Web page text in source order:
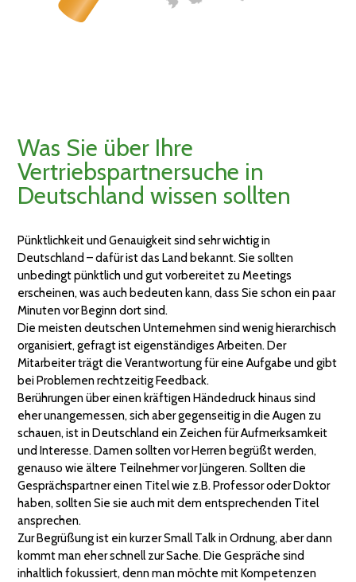
Was Sie über Ihre
Vertriebspartnersuche in
Deutschland wissen sollten
Pünktlichkeit und Genauigkeit sind sehr wichtig in
Deutschland – dafür ist das Land bekannt. Sie sollten
unbedingt pünktlich und gut vorbereitet zu Meetings
erscheinen, was auch bedeuten kann, dass Sie schon ein paar
Minuten vor Beginn dort sind.
Die meisten deutschen Unternehmen sind wenig hierarchisch
organisiert, gefragt ist eigenständiges Arbeiten. Der
Mitarbeiter trägt die Verantwortung für eine Aufgabe und gibt
bei Problemen rechtzeitig Feedback.
Berührungen über einen kräftigen Händedruck hinaus sind
eher unangemessen, sich aber gegenseitig in die Augen zu
schauen, ist in Deutschland ein Zeichen für Aufmerksamkeit
und Interesse. Damen sollten vor Herren begrüßt werden,
genauso wie ältere Teilnehmer vor Jüngeren. Sollten die
Gesprächspartner einen Titel wie z.B. Professor oder Doktor
haben, sollten Sie sie auch mit dem entsprechenden Titel
ansprechen.
Zur Begrüßung ist ein kurzer Small Talk in Ordnung, aber dann
kommt man eher schnell zur Sache. Die Gespräche sind
inhaltlich fokussiert, denn man möchte mit Kompetenzen